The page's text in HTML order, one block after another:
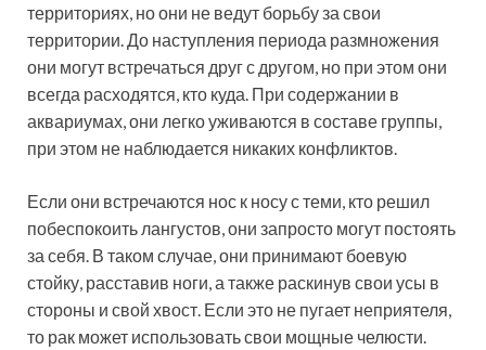
территориях, но они не ведут борьбу за свои
территории. До наступления периода размножения
они могут встречаться друг с другом, но при этом они
всегда расходятся, кто куда. При содержании в
аквариумах, они легко уживаются в составе группы,
при этом не наблюдается никаких конфликтов.
Если они встречаются нос к носу с теми, кто решил
побеспокоить лангустов, они запросто могут постоять
за себя. В таком случае, они принимают боевую
стойку, расставив ноги, а также раскинув свои усы в
стороны и свой хвост. Если это не пугает неприятеля,
то рак может использовать свои мощные челюсти.